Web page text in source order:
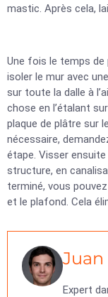
mastic. Après cela,
Une fois le temps de
isoler le mur avec
sur toute la dalle à
chose en l’étalant
plaque de plâtre sur
nécessaire,
étape. Visser ensuite
structure, en
terminé, vous
et le plafond. Cela
Juan
Expert